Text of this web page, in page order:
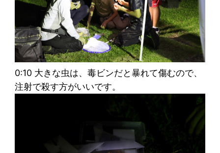
0:10 大きな虫は、毒ビンだと暴れて傷むので、
注射で殺す方がいいです。